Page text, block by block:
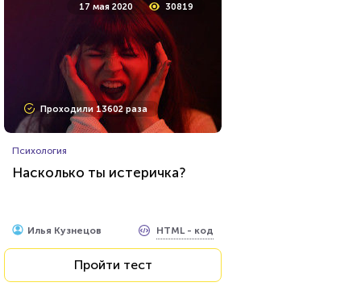
17 мая 2020 30819
Проходили 13602 раза
Психология
Насколько ты истеричка?
Илья Кузнецов HTML - код
Пройти тест